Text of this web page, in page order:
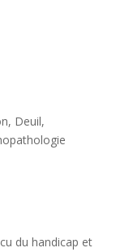
, Deuil,
du handicap et